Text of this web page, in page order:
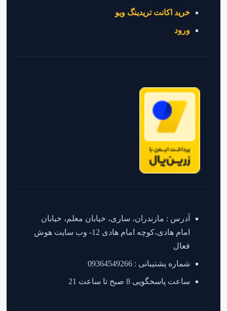
خرید اکانت تریدینگ ویو
ورود
آدرس : مازندران، ساری، خیابان معلم، خیابان
امام هادی،کوچه امام هادی 12- وب سایت هوش
فعال
شماره پشتیبانی : 09364549266
ساعت پاسخگویی 8 صبح تا ساعت 21